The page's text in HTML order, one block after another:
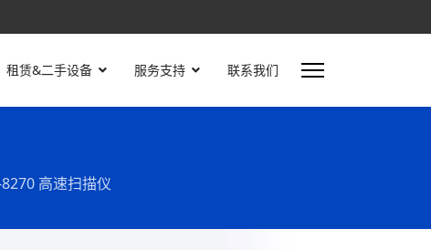
租赁&二手设备 服务支持 联系我们
高速扫描仪